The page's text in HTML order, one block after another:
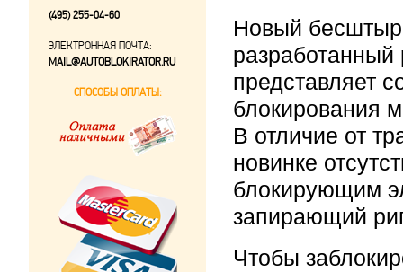
Новый
представляет
блокирования
В отличие от
новинке
блокирующим
запирающий
Чтобы
(495) 255-04-60
ЭЛЕКТРОННАЯ ПОЧТА:
MAIL@AUTOBLOKIRATOR.RU
СПОСОБЫ ОПЛАТЫ: